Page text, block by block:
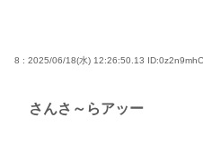
8 : 2025/06/18(水) 12:26:50.13
さんさ～らアッー